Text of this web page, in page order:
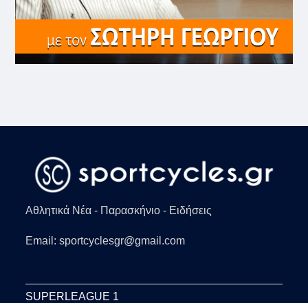
Αθλητικά Νέα - Παρασκήνιο - Ειδήσεις
Email: sportcyclesgr@gmail.com
SUPERLEAGUE 1